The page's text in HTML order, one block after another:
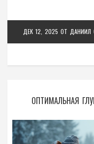
ДЕК 12, 2025 ОТ ДАНИИЛ
ОПТИМАЛЬНАЯ